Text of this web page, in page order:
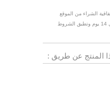
الشراء من الموقع
> يمكن الاسترجاع والاستبدال خلال 14 يوم وتطبق الشروط
المنتج عن طريق :